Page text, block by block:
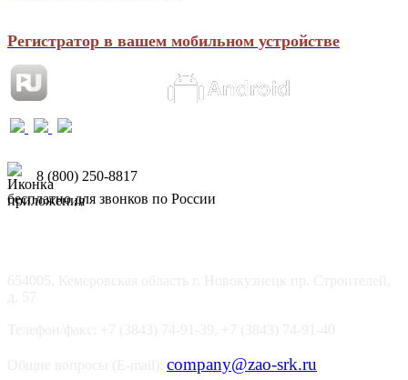
Регистратор в вашем мобильном устройстве
8 (800) 250-8817
бесплатно для звонков по России
company@zao-srk.ru